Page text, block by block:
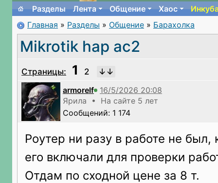
Разделы
Лента Общение Хаос
Главная » Разделы » Общение » Барахолка
Mikrotik hap ac2
Страницы: 1
2
armorelf
Ярила • На сайте 5 лет
Сообщений: 1 174
Роутер ни разу в работе не был,
его включали для проверки
Отдам по сходной цене за 8 т.